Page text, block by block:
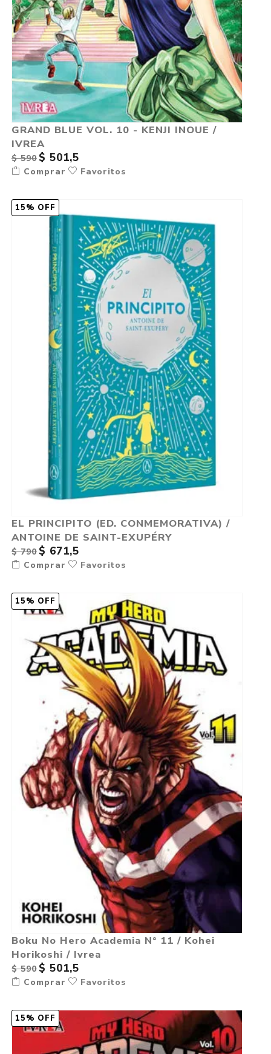
GRAND BLUE VOL. 10 - KENJI INOUE /
IVREA
$ 590 $ 501,5
Comprar Favoritos
15% OFF
EL PRINCIPITO (ED. CONMEMORATIVA) /
ANTOINE DE SAINT-EXUPÉRY
$ 790 $ 671,5
Comprar Favoritos
15% OFF
Boku No Hero Academia N° 11 / Kohei
Horikoshi / Ivrea
$ 590 $ 501,5
Comprar Favoritos
15% OFF